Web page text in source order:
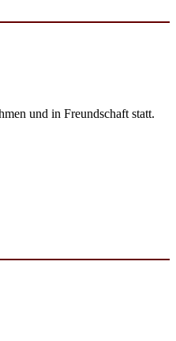
und in Freundschaft statt.